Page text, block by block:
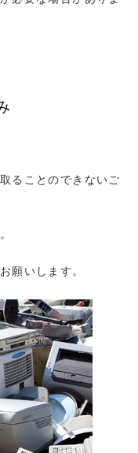
ることのできないご
願いします。